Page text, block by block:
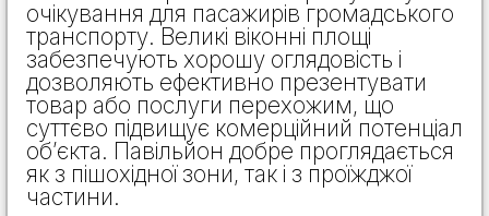
очікування для пасажирів громадського
транспорту. Великі віконні площі
забезпечують хорошу оглядовість і
дозволяють ефективно презентувати
товар або послуги перехожим, що
суттєво підвищує комерційний потенціал
об’єкта. Павільйон добре проглядається
як з пішохідної зони, так і з проїжджої
частини.